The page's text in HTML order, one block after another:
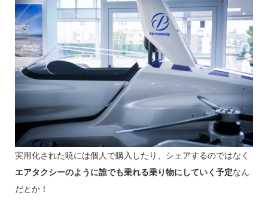
実用化された暁には個人で購入したり、シェアするのではなく
エアタクシーのように誰でも乗れる乗り物にしていく予定なん
だとか！